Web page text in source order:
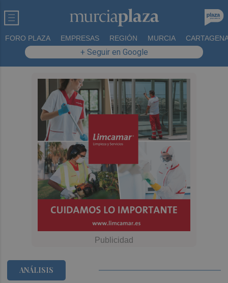
FORO PLAZA EMPRESAS REGIÓN MURCIA
+ Seguir en Google
ANÁLISIS